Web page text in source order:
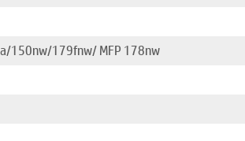
150nw/179fnw/ MFP 178nw